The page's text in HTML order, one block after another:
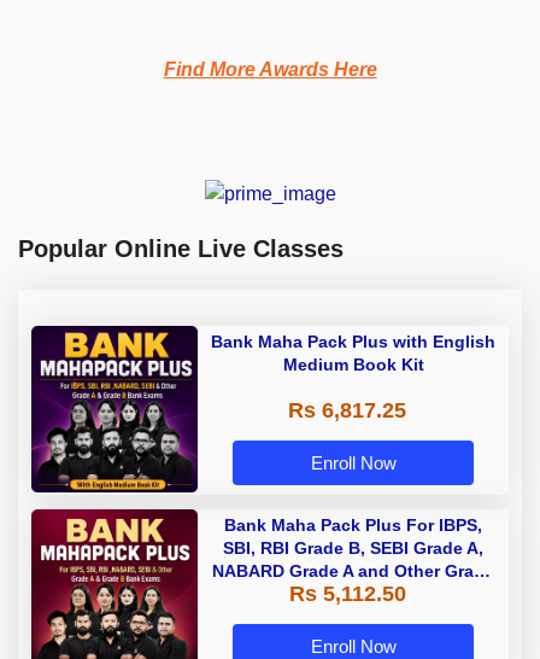
Find More Awards Here
Popular Online Live Classes
Bank Maha Pack Plus with English
Medium Book Kit
Rs 6,817.25
Enroll Now
Bank Maha Pack Plus For IBPS,
SBI, RBI Grade B, SEBI Grade A,
NABARD Grade A and Other Grade
A & Grade B Bank Exams
Rs 5,112.50
Enroll Now